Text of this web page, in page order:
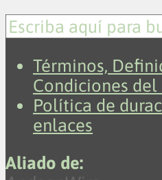
Términos,
Condiciones del
Política de
enlaces
Aliado de: